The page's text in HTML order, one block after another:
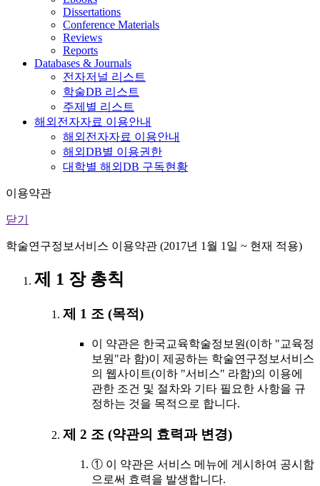
Dissertations
Conference Materials
Reviews
Reports
Databases & Journals
전자저널 리스트
학술DB 리스트
주제별 리스트
해외전자자료 이용안내
해외전자자료 이용안내
해외DB별 이용권한
대학별 해외DB 구독현황
이용약관
닫기
학술연구정보서비스 이용약관 (2017년 1월 1일 ~ 현재 적용)
제 1 장 총칙
제 1 조 (목적)
이 약관은 한국교육학술정보원(이하 "교육정
보원"라 함)이 제공하는 학술연구정보서비스
의 웹사이트(이하 "서비스" 라함)의 이용에
관한 조건 및 절차와 기타 필요한 사항을 규
정하는 것을 목적으로 합니다.
제 2 조 (약관의 효력과 변경)
① 이 약관은 서비스 메뉴에 게시하여 공시함
으로써 효력을 발생합니다.